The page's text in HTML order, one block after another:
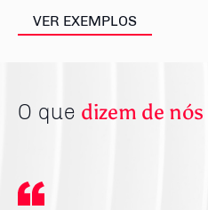
VER EXEMPLOS
O que dizem de nós